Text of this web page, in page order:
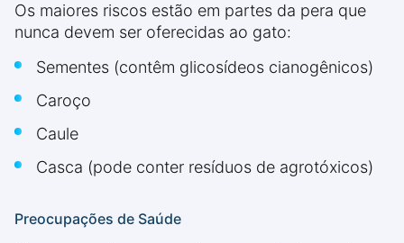
Os maiores riscos estão em partes da pera que
nunca devem ser oferecidas ao gato:
Sementes (contêm glicosídeos cianogênicos)
Caroço
Caule
Casca (pode conter resíduos de agrotóxicos)
Preocupações de Saúde